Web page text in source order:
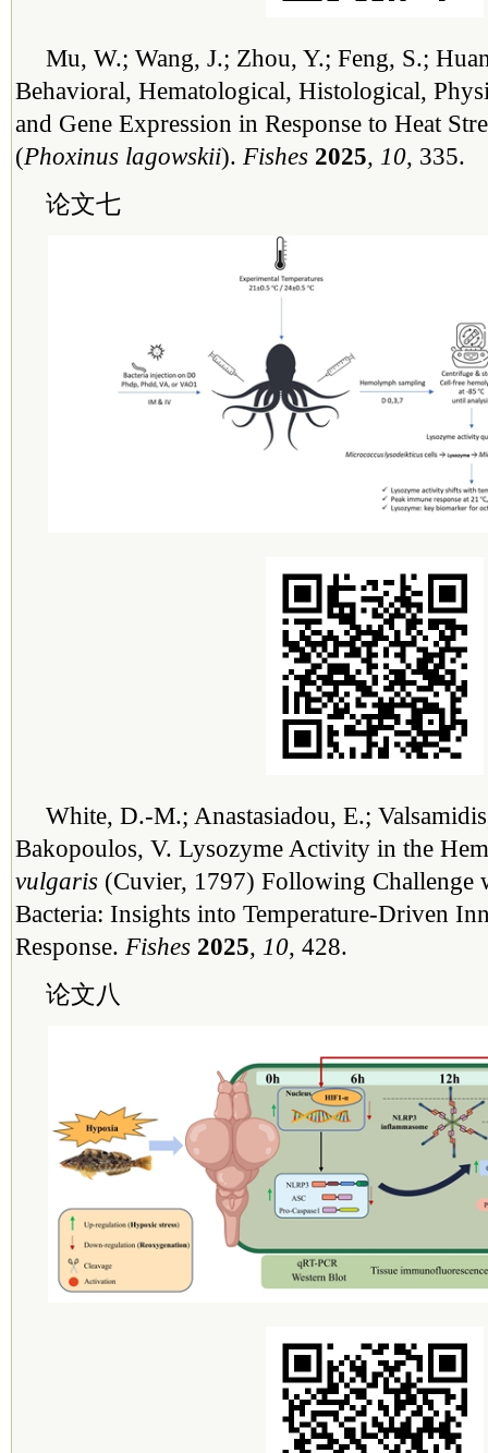
Mu, W.; Wang, J.; Zhou, Y.; Feng, S.;
Behavioral, Hematological, Histological,
and Gene Expression in Response to Heat
(Phoxinus lagowskii). Fishes 2025, 10, 335.
论文七
White, D.-M.; Anastasiadou, E.;
Bakopoulos, V. Lysozyme Activity in the
vulgaris (Cuvier, 1797) Following Challenge
Bacteria: Insights into Temperature-Driven
Response. Fishes 2025, 10, 428.
论文八